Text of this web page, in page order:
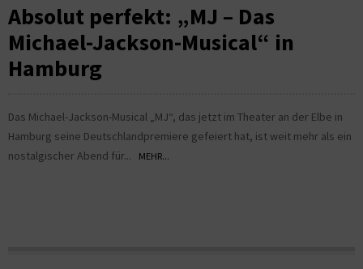
Absolut perfekt: „MJ – Das
Michael-Jackson-Musical“ in
Hamburg
Das Michael-Jackson-Musical „MJ“, das jetzt im Theater an der Elbe in
Hamburg seine Deutschlandpremiere gefeiert hat, ist weit mehr als ein
nostalgischer Abend für...
MEHR...